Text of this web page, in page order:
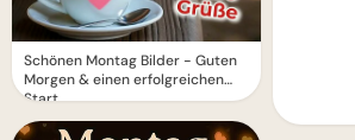
Schönen Montag Bilder - Guten
Morgen & einen erfolgreichen
Start